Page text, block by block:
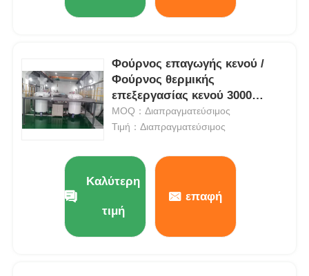
Φούρνος επαγωγής κενού /
Φούρνος θερμικής
επεξεργασίας κενού 3000
βαθμοί Κελσίου
MOQ：Διαπραγματεύσιμος
Τιμή：Διαπραγματεύσιμος
Καλύτερη
τιμή
επαφή